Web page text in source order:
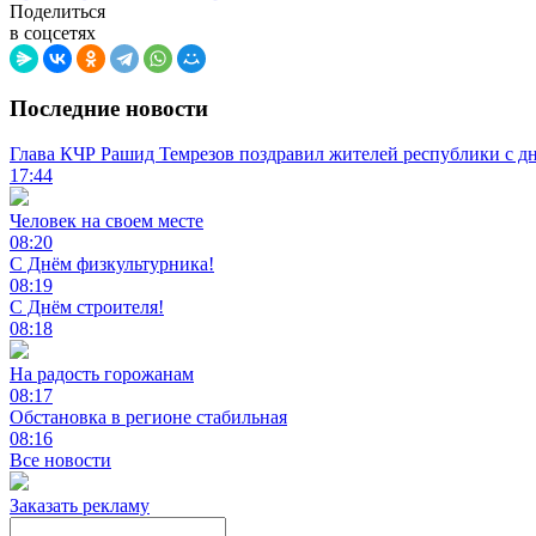
Поделиться
в соцсетях
Последние новости
Глава КЧР Рашид Темрезов поздравил жителей республики с
17:44
Человек на своем месте
08:20
С Днём физкультурника!
08:19
С Днём строителя!
08:18
На радость горожанам
08:17
Обстановка в регионе стабильная
08:16
Все новости
Заказать рекламу